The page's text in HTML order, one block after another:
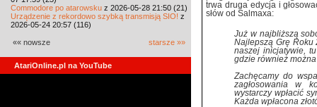
Commodore po atarowsku z 2026-05-28 21:50 (21)
Urządzenie z rekordowo szybką transmisją SIO! z
2026-05-24 20:57 (116)
«« nowsze starsze »»
AtariOnline.pl na YouTube
trwa druga edycja i
słów od Salmaxa:
Już w najbliższą
Najlepszą Grę Roku
naszej inicjatywie,
gdzie również
Zachęcamy do
zagłosowania w
wystarczy wpłacić
Każda wpłacona